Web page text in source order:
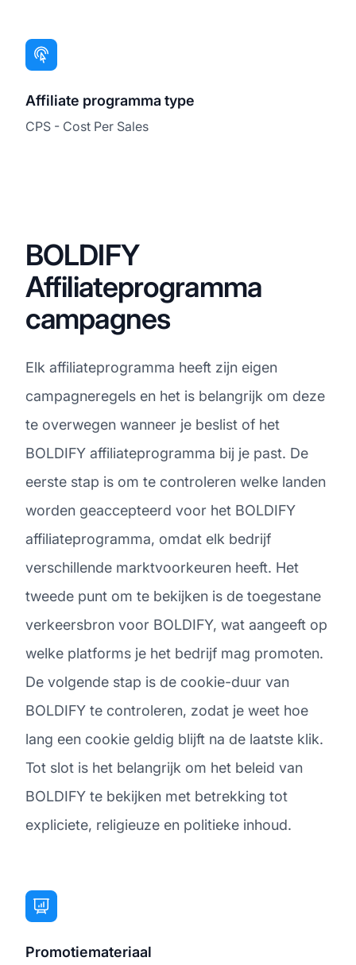
Affiliate programma type
CPS - Cost Per Sales
BOLDIFY
Affiliateprogramma
campagnes
Elk affiliateprogramma heeft zijn eigen
campagneregels en het is belangrijk om deze
te overwegen wanneer je beslist of het
BOLDIFY affiliateprogramma bij je past. De
eerste stap is om te controleren welke landen
worden geaccepteerd voor het BOLDIFY
affiliateprogramma, omdat elk bedrijf
verschillende marktvoorkeuren heeft. Het
tweede punt om te bekijken is de toegestane
verkeersbron voor BOLDIFY, wat aangeeft op
welke platforms je het bedrijf mag promoten.
De volgende stap is de cookie-duur van
BOLDIFY te controleren, zodat je weet hoe
lang een cookie geldig blijft na de laatste klik.
Tot slot is het belangrijk om het beleid van
BOLDIFY te bekijken met betrekking tot
expliciete, religieuze en politieke inhoud.
Promotiemateriaal